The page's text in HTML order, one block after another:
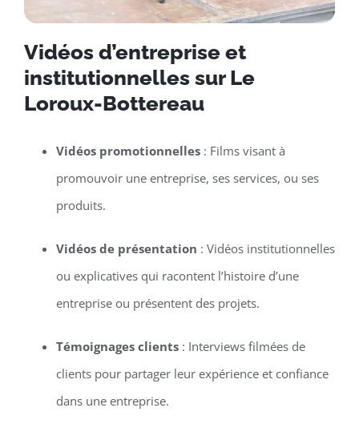
Vidéos d’entreprise et
institutionnelles sur Le
Loroux-Bottereau
Vidéos promotionnelles: Films visant à
promouvoir une entreprise, ses services, ou ses
produits.
Vidéos de présentation : Vidéos institutionnelles
ou explicatives qui racontent l’histoire d’une
entreprise ou présentent des projets.
Témoignages clients: Interviews filmées de
clients pour partager leur expérience et confiance
dans une entreprise.